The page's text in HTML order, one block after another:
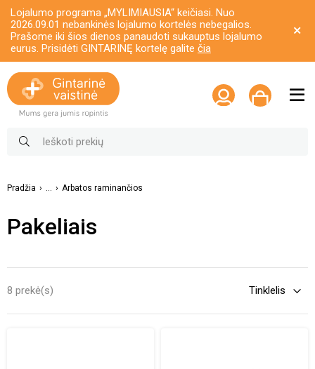
Lojalumo programa „MYLIMIAUSIA“ keičiasi. Nuo
2026.09.01 nebankinės lojalumo kortelės nebegalios.
Prašome iki šios dienos panaudoti sukauptus lojalumo
eurus. Prisidėti GINTARINĘ kortelę galite čia
Pradžia ... Arbatos raminančios
Pakeliais
8 prekė(s)